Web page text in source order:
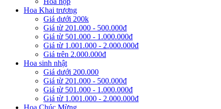
Hoa Khai trương
Giá dưới 200k
Giá từ 201.000 - 500.000đ
Giá từ 501.000 - 1.000.000đ
Giá từ 1.001.000 - 2.000.000đ
Giá trên 2.000.000đ
Hoa sinh nhật
Giá dưới 200.000
Giá từ 201.000 - 500.000đ
Giá từ 501.000 - 1.000.000đ
Giá từ 1.001.000 - 2.000.000đ
Hoa Chúc Mừng